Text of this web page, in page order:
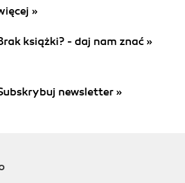
»
książki? - daj nam znać »
newsletter »